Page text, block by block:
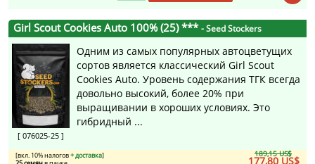
Girl Scout Cookies Auto 100% (25) ***- Seed Stockers
[ 076025-25 ]
Одним из самых популярных автоцветущих
сортов является классический Girl Scout
Cookies Auto. Уровень содержания ТГК всегда
довольно высокий, более 20% при
выращивании в хороших условиях. Это
гибридный ...
189,15 US$
177,80 US$
[вкл. 10% налогов+ доставка]